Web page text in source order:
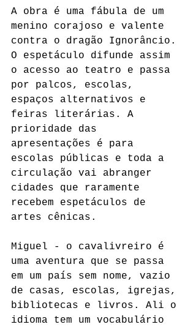
A obra é uma fábula de um
menino corajoso e valente
contra o dragão Ignorâncio.
O espetáculo difunde assim
o acesso ao teatro e passa
por palcos, escolas,
espaços alternativos e
feiras literárias. A
prioridade das
apresentações é para
escolas públicas e toda a
circulação vai abranger
cidades que raramente
recebem espetáculos de
artes cênicas.
Miguel - o cavalivreiro é
uma aventura que se passa
em um país sem nome, vazio
de casas, escolas, igrejas,
bibliotecas e livros. Ali o
idioma tem um vocabulário